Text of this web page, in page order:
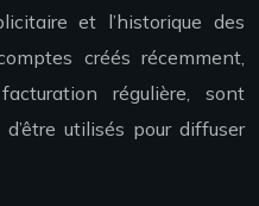
et l’historique des
créés récemment,
régulière, sont
utilisés pour diffuser